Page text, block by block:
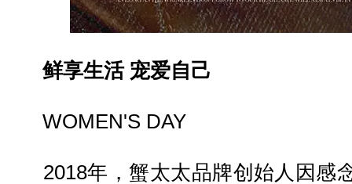
鲜享生活 宠爱自己
WOMEN'S DAY
2018年，蟹太太品牌创始人因感